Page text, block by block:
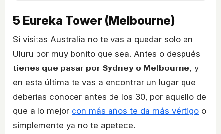
5 Eureka Tower (Melbourne)
Si visitas Australia no te vas a quedar solo en
Uluru por muy bonito que sea. Antes o después
tienes que pasar por Sydney o Melbourne , y
en esta última te vas a encontrar un lugar que
deberías conocer antes de los 30, por aquello de
que a lo mejor con más años te da más vértigo o
simplemente ya no te apetece.